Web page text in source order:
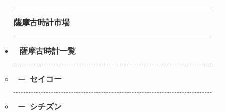
薩摩古時計市場
薩摩古時計一覧
セイコー
シチズン